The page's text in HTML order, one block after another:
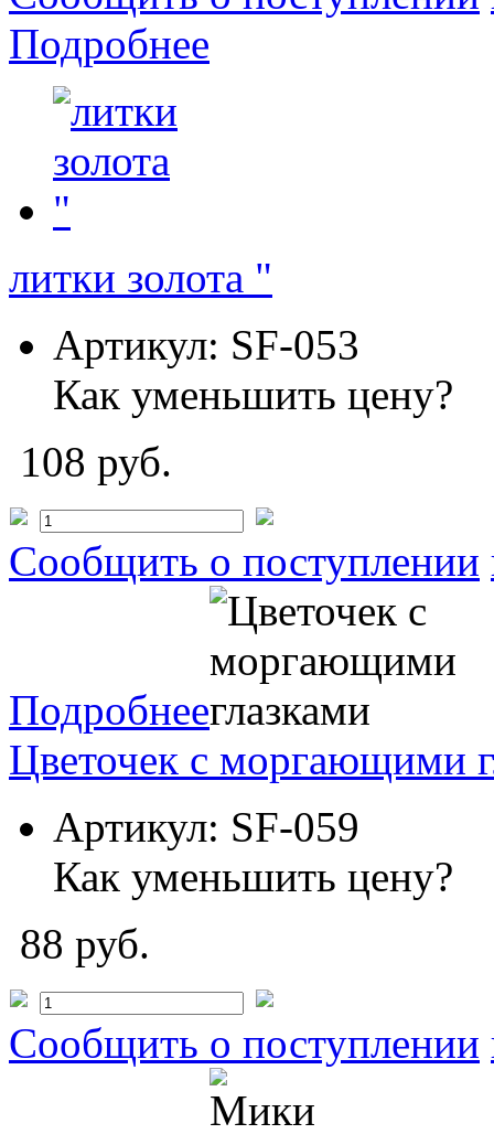
Подробнее
литки золота "
Артикул: SF-053
Как уменьшить цену?
108 руб.
Сообщить о поступлении
Подробнее
Цветочек с моргающими
Артикул: SF-059
Как уменьшить цену?
88 руб.
Сообщить о поступлении